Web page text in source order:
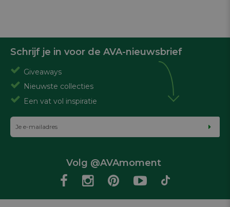
Schrijf je in voor de AVA-nieuwsbrief
Giveaways
Nieuwste collecties
Een vat vol inspiratie
Volg @AVAmoment